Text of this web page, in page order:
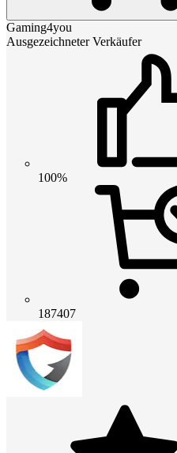
Gaming4you
Ausgezeichneter Verkäufer
100%
187407